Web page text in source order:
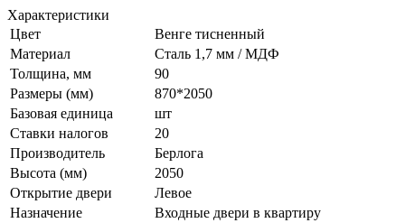
Характеристики
Цвет
Венге тисненный
Материал
Сталь 1,7 мм / МДФ
Толщина, мм
90
Размеры (мм)
870*2050
Базовая единица
шт
Ставки налогов
20
Производитель
Берлога
Высота (мм)
2050
Открытие двери
Левое
Назначение
Входные двери в квартиру